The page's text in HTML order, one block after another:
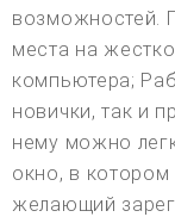
возможностей.
места на
компьютера;
новички, так и
нему можно
окно, в котором
желающий